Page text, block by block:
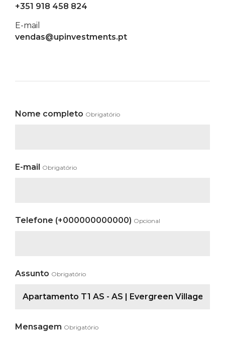
+351 918 458 824
E-mail
vendas@upinvestments.pt
Nome completo Obrigatório
E-mail Obrigatório
Telefone (+000000000000) Opcional
Assunto Obrigatório
Mensagem Obrigatório